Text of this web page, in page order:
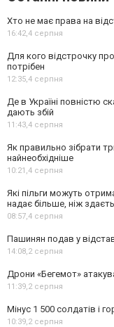
Хто не має права на
16:42, 4 серпня
Для кого відстрочку
потрібен
12:35, 4 серпня
Де в Україні повністю
дають збій
11:43, 4 серпня
Як правильно зібрати
найнеобхідніше
10:21, 4 серпня
Які пільги можуть
надає більше, ніж
08:57, 4 серпня
Пашинян подав у
14:08, 2 серпня
Дрони «Бегемот»
11:39, 2 серпня
Мінус 1 500 солдатів і
10:39, 2 серпня